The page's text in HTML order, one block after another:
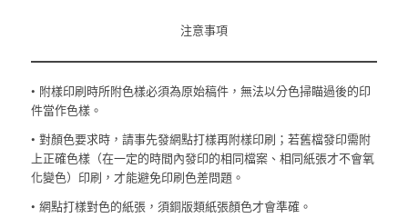
注意事項
• 附樣印刷時所附色樣必須為原始稿件，無法以分色掃瞄過後的印
件當作色樣。
• 對顏色要求時，請事先發網點打樣再附樣印刷；若舊檔發印需附
上正確色樣（在一定的時間內發印的相同檔案、相同紙張才不會氧
化變色）印刷，才能避免印刷色差問題。
• 網點打樣對色的紙張，須銅版類紙張顏色才會準確。